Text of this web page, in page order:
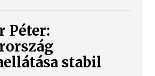
Péter:
stabil